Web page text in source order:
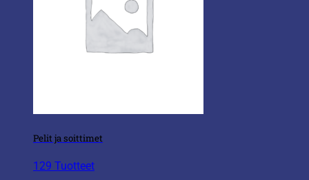
Pelit ja soittimet
129 Tuotteet